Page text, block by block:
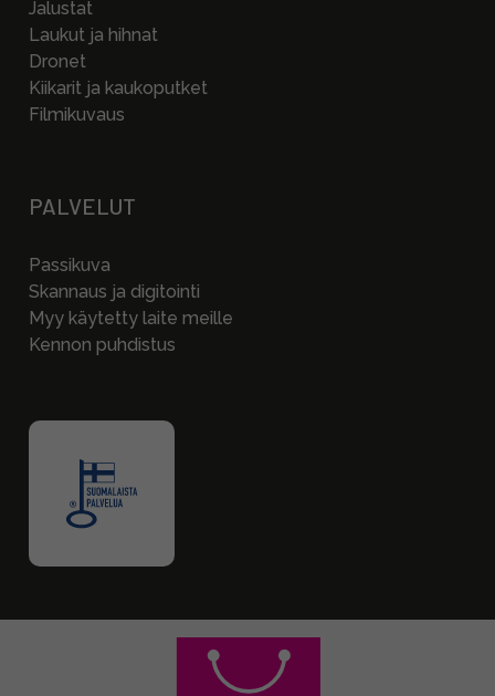
Jalustat
Laukut ja hihnat
Dronet
Kiikarit ja kaukoputket
Filmikuvaus
PALVELUT
Passikuva
Skannaus ja digitointi
Myy käytetty laite meille
Kennon puhdistus